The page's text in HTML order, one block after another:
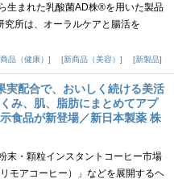
生まれた乳酸菌AD株®を用いた製品
所は、オーラルケアと腸活を
品（健康） 新商品（美容） 新製品
実配合で、おいしく続ける美活
み、肌、脂肪にまとめてアプ
食品が新登場／新日本製薬 株
末・顆粒インスタントコーヒー市場
モアコーヒー）」などを展開するヘ